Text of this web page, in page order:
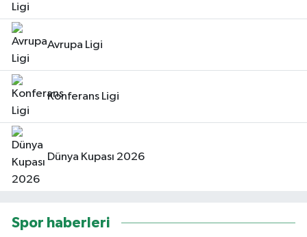
Avrupa Ligi
Konferans Ligi
Dünya Kupası 2026
Spor haberleri